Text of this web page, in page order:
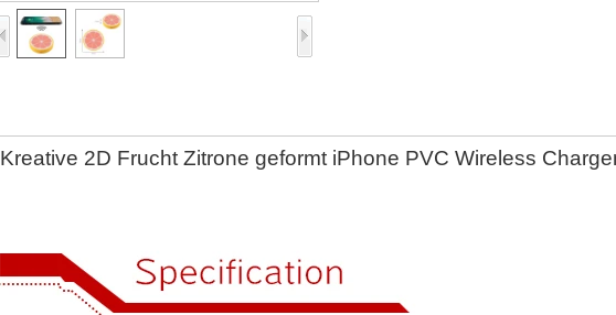
Kreative 2D Frucht Zitrone geformt iPhone PVC Wireless